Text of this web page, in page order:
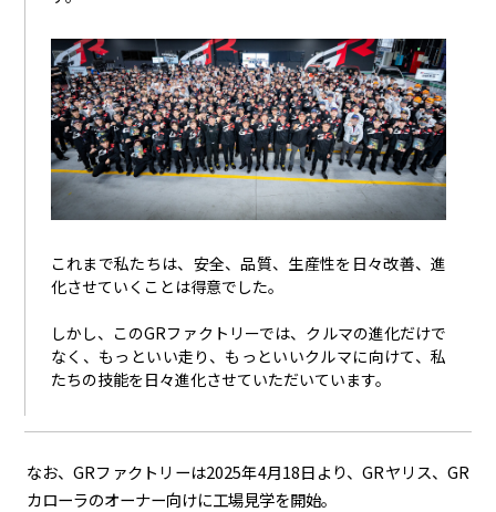
これまで私たちは、安全、品質、生産性を日々改善、進
化させていくことは得意でした。
しかし、このGRファクトリーでは、クルマの進化だけで
なく、もっといい走り、もっといいクルマに向けて、私
たちの技能を日々進化させていただいています。
なお、GRファクトリーは2025年4月18日より、GRヤリス、GR
カローラのオーナー向けに工場見学を開始。